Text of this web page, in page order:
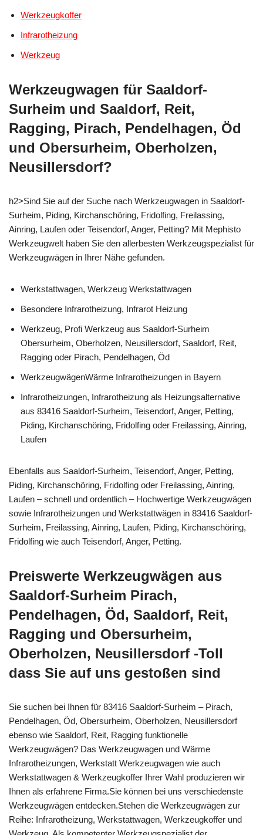
Werkzeugkoffer
Infrarotheizung
Werkzeug
Werkzeugwagen für Saaldorf-
Surheim und Saaldorf, Reit,
Ragging, Pirach, Pendelhagen, Öd
und Obersurheim, Oberholzen,
Neusillersdorf?
h2>Sind Sie auf der Suche nach Werkzeugwagen in Saaldorf-
Surheim, Piding, Kirchanschöring, Fridolfing, Freilassing,
Ainring, Laufen oder Teisendorf, Anger, Petting? Mit Mephisto
Werkzeugwelt haben Sie den allerbesten Werkzeugspezialist für
Werkzeugwägen in Ihrer Nähe gefunden.
Werkstattwagen, Werkzeug Werkstattwagen
Besondere Infrarotheizung, Infrarot Heizung
Werkzeug, Profi Werkzeug aus Saaldorf-Surheim
Obersurheim, Oberholzen, Neusillersdorf, Saaldorf, Reit,
Ragging oder Pirach, Pendelhagen, Öd
WerkzeugwägenWärme Infrarotheizungen in Bayern
Infrarotheizungen, Infrarotheizung als Heizungsalternative
aus 83416 Saaldorf-Surheim, Teisendorf, Anger, Petting,
Piding, Kirchanschöring, Fridolfing oder Freilassing, Ainring,
Laufen
Ebenfalls aus Saaldorf-Surheim, Teisendorf, Anger, Petting,
Piding, Kirchanschöring, Fridolfing oder Freilassing, Ainring,
Laufen – schnell und ordentlich – Hochwertige Werkzeugwägen
sowie Infrarotheizungen und Werkstattwägen in 83416 Saaldorf-
Surheim, Freilassing, Ainring, Laufen, Piding, Kirchanschöring,
Fridolfing wie auch Teisendorf, Anger, Petting.
Preiswerte Werkzeugwägen aus
Saaldorf-Surheim Pirach,
Pendelhagen, Öd, Saaldorf, Reit,
Ragging und Obersurheim,
Oberholzen, Neusillersdorf -Toll
dass Sie auf uns gestoßen sind
Sie suchen bei Ihnen für 83416 Saaldorf-Surheim – Pirach,
Pendelhagen, Öd, Obersurheim, Oberholzen, Neusillersdorf
ebenso wie Saaldorf, Reit, Ragging funktionelle
Werkzeugwägen? Das Werkzeugwagen und Wärme
Infrarotheizungen, Werkstatt Werkzeugwagen wie auch
Werkstattwagen & Werkzeugkoffer Ihrer Wahl produzieren wir
Ihnen als erfahrene Firma.Sie können bei uns verschiedenste
Werkzeugwägen entdecken.Stehen die Werkzeugwägen zur
Reihe: Infrarotheizung, Werkstattwagen, Werkzeugkoffer und